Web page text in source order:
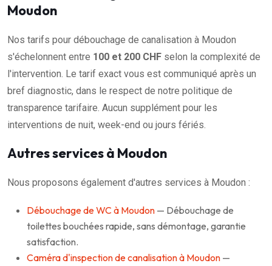
Moudon
Nos tarifs pour débouchage de canalisation à Moudon
s'échelonnent entre 100 et 200 CHF selon la complexité de
l'intervention. Le tarif exact vous est communiqué après un
bref diagnostic, dans le respect de notre politique de
transparence tarifaire. Aucun supplément pour les
interventions de nuit, week-end ou jours fériés.
Autres services à Moudon
Nous proposons également d'autres services à Moudon :
Débouchage de WC à Moudon — Débouchage de
toilettes bouchées rapide, sans démontage, garantie
satisfaction.
Caméra d'inspection de canalisation à Moudon —